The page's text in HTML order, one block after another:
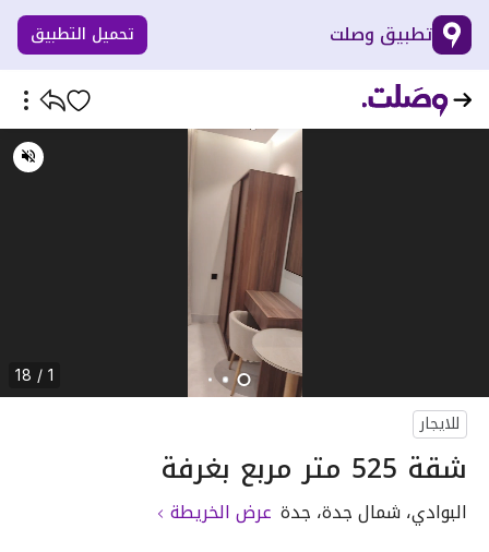
تطبيق وصلت تحميل التطبيق
1 / 18
للايجار
شقة 525 متر مربع بغرفة
البوادي، شمال جدة، جدة عرض الخريطة